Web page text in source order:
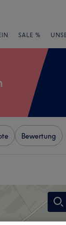
SALE %
Bewertung